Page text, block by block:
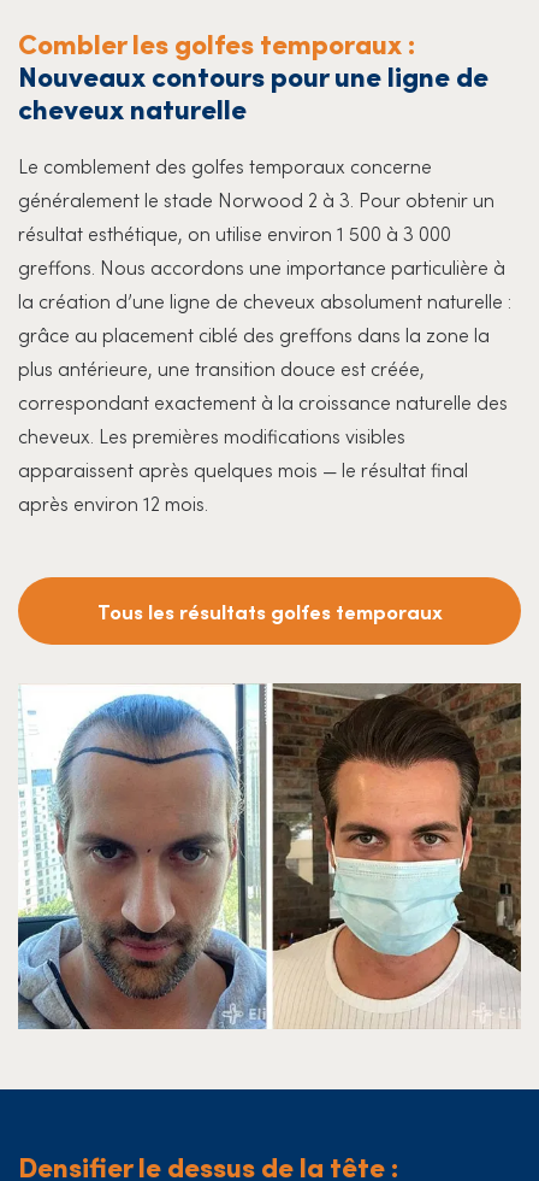
Combler les golfes temporaux :
Nouveaux contours pour une ligne de
cheveux naturelle
Le comblement des golfes temporaux concerne
généralement le stade Norwood 2 à 3. Pour obtenir un
résultat esthétique, on utilise environ 1 500 à 3 000
greffons. Nous accordons une importance particulière à
la création d’une ligne de cheveux absolument naturelle :
grâce au placement ciblé des greffons dans la zone la
plus antérieure, une transition douce est créée,
correspondant exactement à la croissance naturelle des
cheveux. Les premières modifications visibles
apparaissent après quelques mois — le résultat final
après environ 12 mois.
Tous les résultats golfes temporaux
Densifier le dessus de la tête :